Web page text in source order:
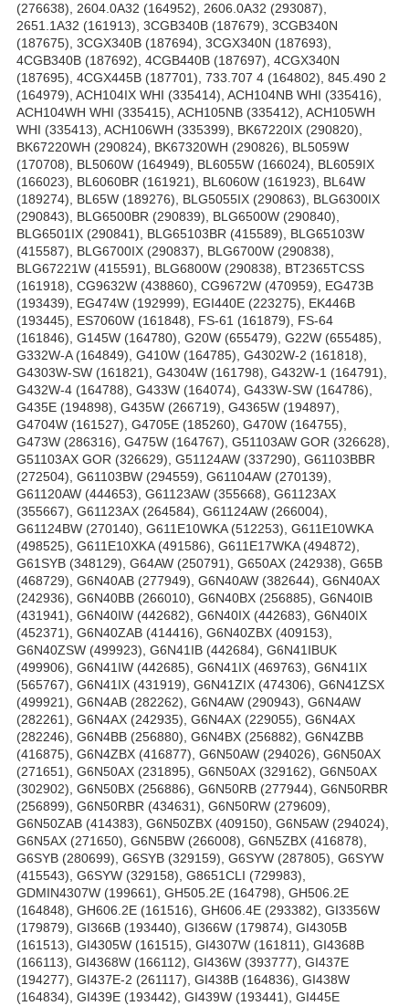
(276638), 2604.0A32 (164952), 2606.0A32 (293087),
2651.1A32 (161913), 3CGB340B (187679), 3CGB340N
(187675), 3CGX340B (187694), 3CGX340N (187693),
4CGB340B (187692), 4CGB440B (187697), 4CGX340N
(187695), 4CGX445B (187701), 733.707 4 (164802), 845.490 2
(164979), ACH104IX WHI (335414), ACH104NB WHI (335416),
ACH104WH WHI (335415), ACH105NB (335412), ACH105WH
WHI (335413), ACH106WH (335399), BK67220IX (290820),
BK67220WH (290824), BK67320WH (290826), BL5059W
(170708), BL5060W (164949), BL6055W (166024), BL6059IX
(166023), BL6060BR (161921), BL6060W (161923), BL64W
(189274), BL65W (189276), BLG5055IX (290863), BLG6300IX
(290843), BLG6500BR (290839), BLG6500W (290840),
BLG6501IX (290841), BLG65103BR (415589), BLG65103W
(415587), BLG6700IX (290837), BLG6700W (290838),
BLG67221W (415591), BLG6800W (290838), BT2365TCSS
(161918), CG9632W (438860), CG9672W (470959), EG473B
(193439), EG474W (192999), EGI440E (223275), EK446B
(193445), ES7060W (161848), FS-61 (161879), FS-64
(161846), G145W (164780), G20W (655479), G22W (655485),
G332W-A (164849), G410W (164785), G4302W-2 (161818),
G4303W-SW (161821), G4304W (161798), G432W-1 (164791),
G432W-4 (164788), G433W (164074), G433W-SW (164786),
G435E (194898), G435W (266719), G4365W (194897),
G4704W (161527), G4705E (185260), G470W (164755),
G473W (286316), G475W (164767), G51103AW GOR (326628),
G51103AX GOR (326629), G51124AW (337290), G61103BBR
(272504), G61103BW (294559), G61104AW (270139),
G61120AW (444653), G61123AW (355668), G61123AX
(355667), G61123AX (264584), G61124AW (266004),
G61124BW (270140), G611E10WKA (512253), G611E10WKA
(498525), G611E10XKA (491586), G611E17WKA (494872),
G61SYB (348129), G64AW (250791), G650AX (242938), G65B
(468729), G6N40AB (277949), G6N40AW (382644), G6N40AX
(242936), G6N40BB (266010), G6N40BX (256885), G6N40IB
(431941), G6N40IW (442682), G6N40IX (442683), G6N40IX
(452371), G6N40ZAB (414416), G6N40ZBX (409153),
G6N40ZSW (499923), G6N41IB (442684), G6N41IBUK
(499906), G6N41IW (442685), G6N41IX (469763), G6N41IX
(565767), G6N41IX (431919), G6N41ZIX (474306), G6N41ZSX
(499921), G6N4AB (282262), G6N4AW (290943), G6N4AW
(282261), G6N4AX (242935), G6N4AX (229055), G6N4AX
(282246), G6N4BB (256880), G6N4BX (256882), G6N4ZBB
(416875), G6N4ZBX (416877), G6N50AW (294026), G6N50AX
(271651), G6N50AX (231895), G6N50AX (329162), G6N50AX
(302902), G6N50BX (256886), G6N50RB (277944), G6N50RBR
(256899), G6N50RBR (434631), G6N50RW (279609),
G6N50ZAB (414383), G6N50ZBX (409150), G6N5AW (294024),
G6N5AX (271650), G6N5BW (266008), G6N5ZBX (416878),
G6SYB (280699), G6SYB (329159), G6SYW (287805), G6SYW
(415543), G6SYW (329158), G8651CLI (729983),
GDMIN4307W (199661), GH505.2E (164798), GH506.2E
(164848), GH606.2E (161516), GH606.4E (293382), GI3356W
(179879), GI366B (193440), GI366W (179874), GI4305B
(161513), GI4305W (161515), GI4307W (161811), GI4368B
(166113), GI4368W (166112), GI436W (393777), GI437E
(194277), GI437E-2 (261117), GI438B (164836), GI438W
(164834), GI439E (193442), GI439W (193441), GI445E